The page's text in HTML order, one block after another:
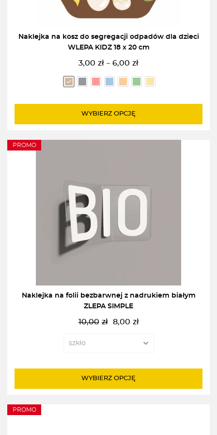
Naklejka na kosz do segregacji odpadów dla dzieci
WLEPA KIDZ 18 x 20 cm
3,00 zł – 6,00 zł
Zakres
cen:
od
do
WYBIERZ OPCJĘ
PROMO
Naklejka na folii bezbarwnej z nadrukiem białym
ZLEPA SIMPLE
10,00 zł
Pierwotna
8,00 zł
Aktualna
WYBIERZ OPCJĘ
PROMO